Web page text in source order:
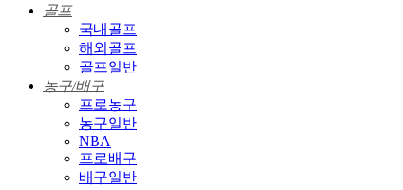
골프
국내골프
해외골프
골프일반
농구/배구
프로농구
농구일반
NBA
프로배구
배구일반